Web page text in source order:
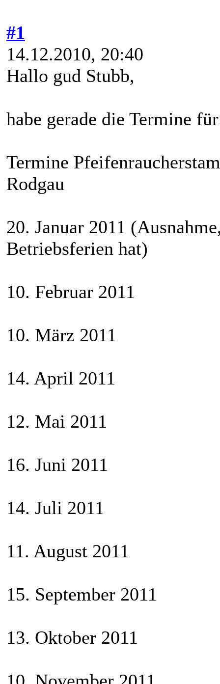
#1
14.12.2010, 20:40
Hallo gud Stubb,
habe gerade die Termine
Termine
Rodgau
20. Januar 2011
Betriebsferien hat)
10. Februar 2011
10. März 2011
14. April 2011
12. Mai 2011
16. Juni 2011
14. Juli 2011
11. August 2011
15. September 2011
13. Oktober 2011